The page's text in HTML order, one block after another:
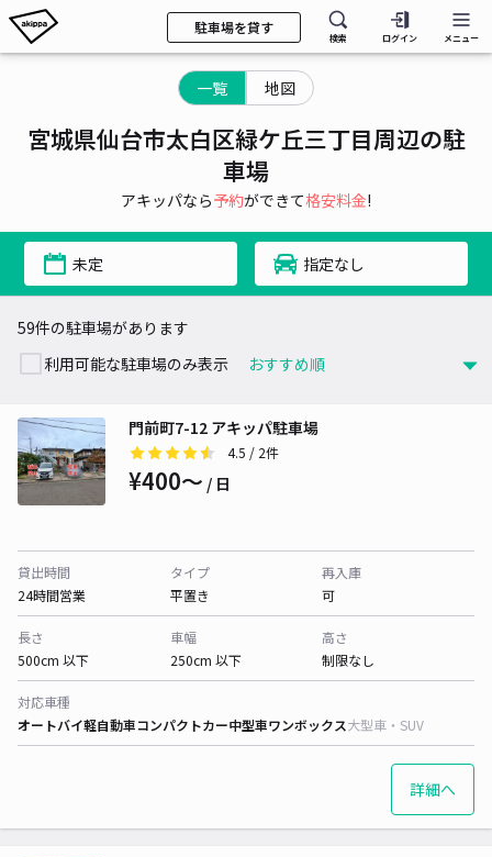
駐車場を貸す
検索 ログイン メニュー
一覧 地図
宮城県仙台市太白区緑ケ丘三丁目周辺の駐
車場
アキッパなら予約ができて格安料金!
未定 指定なし
59件の駐車場があります
利用可能な駐車場のみ表示
門前町7-12 アキッパ駐車場
4.5 / 2件
¥400〜 / 日
貸出時間
24時間営業
タイプ
平置き
再入庫
可
長さ
500cm 以下
車幅
250cm 以下
高さ
制限なし
対応車種
オートバイ軽自動車コンパクトカー中型車ワンボックス大型車・SUV
詳細へ